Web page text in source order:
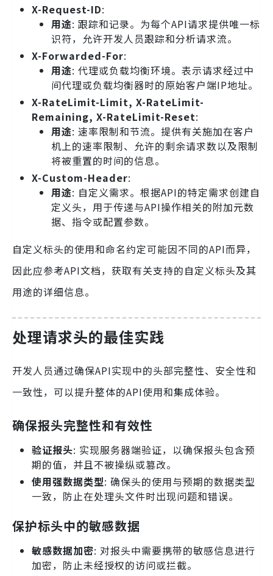
X-Request-ID:
用途: 跟踪和记录。为每个API请求提供唯一标
识符，允许开发人员跟踪和分析请求流。
X-Forwarded-For:
用途: 代理或负载均衡环境。表示请求经过中
间代理或负载均衡器时的原始客户端IP地址。
X-RateLimit-Limit, X-RateLimit-
Remaining, X-RateLimit-Reset:
用途: 速率限制和节流。提供有关施加在客户
机上的速率限制、允许的剩余请求数以及限制
将被重置的时间的信息。
X-Custom-Header:
用途: 自定义需求。根据API的特定需求创建自
定义头，用于传递与API操作相关的附加元数
据、指令或配置参数。
自定义标头的使用和命名约定可能因不同的API而异，
因此应参考API文档，获取有关支持的自定义标头及其
用途的详细信息。
处理请求头的最佳实践
开发人员通过确保API实现中的头部完整性、安全性和
一致性，可以提升整体的API使用和集成体验。
确保报头完整性和有效性
验证报头: 实现服务器端验证，以确保报头包含预
期的值，并且不被操纵或篡改。
使用强数据类型: 确保头的使用与预期的数据类型
一致，防止在处理头文件时出现问题和错误。
保护标头中的敏感数据
敏感数据加密: 对报头中需要携带的敏感信息进行
加密，防止未经授权的访问或拦截。